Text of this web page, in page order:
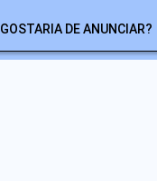
GOSTARIA DE ANUNCIAR?